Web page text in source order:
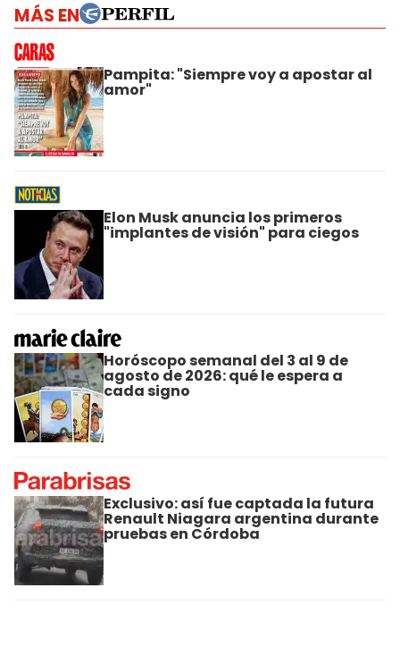
MÁS EN
Pampita: "Siempre voy a apostar al
amor"
Elon Musk anuncia los primeros
"implantes de visión" para ciegos
Horóscopo semanal del 3 al 9 de
agosto de 2026: qué le espera a
cada signo
Exclusivo: así fue captada la futura
Renault Niagara argentina durante
pruebas en Córdoba